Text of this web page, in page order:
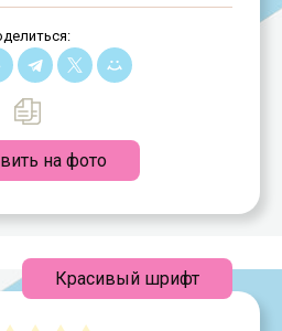
на фото
Красивый шрифт